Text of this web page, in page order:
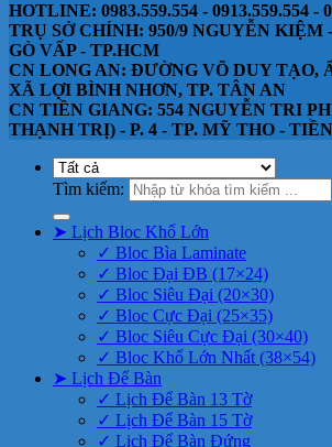
HOTLINE: 0983.559.554 - 0913.559.554 -
TRỤ SỞ CHÍNH: 950/9 NGUYỄN KIỆM
GÒ VẤP - TP.HCM
CN LONG AN: ĐƯỜNG VÕ DUY TẠO,
XÃ LỢI BÌNH NHƠN, TP. TÂN AN
CN TIỀN GIANG: 554 NGUYỄN TRI
THẠNH TRỊ) - P. 4 - TP. MỸ THO -
Tìm kiếm:
➤ Lịch Bloc Khổ Lớn
✓ Bloc Bìa Laminate
✓ Bloc Đại ĐB (17×24)
✓ Bloc Siêu Đại (20×30)
✓ Bloc Cực Đại (25×35)
✓ Bloc Siêu Cực Đại (30×40)
✓ Bloc Khổ Lớn Nhất (38×54)
➤ Lịch Để Bàn
✓ Lịch Để Bàn 13 Tờ
✓ Lịch Để Bàn 15 Tờ
✓ Lịch Để Bàn Đứng